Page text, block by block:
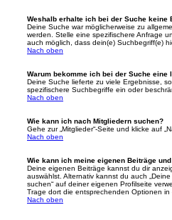
Weshalb erhalte ich bei der Suche keine
Deine Suche war möglicherweise zu
werden. Stelle eine spezifischere Anfrage
auch möglich, dass dein(e) Suchbegriff(e)
Nach oben
Warum bekomme ich bei der Suche eine
Deine Suche lieferte zu viele Ergebnisse,
spezifischere Suchbegriffe ein oder
Nach oben
Wie kann ich nach Mitgliedern suchen?
Gehe zur „Mitglieder“-Seite und klicke auf
Nach oben
Wie kann ich meine eigenen Beiträge
Deine eigenen Beiträge kannst du dir
auswählst. Alternativ kannst du auch
suchen“ auf deiner eigenen Profilseite
Trage dort die entsprechenden Optionen in
Nach oben